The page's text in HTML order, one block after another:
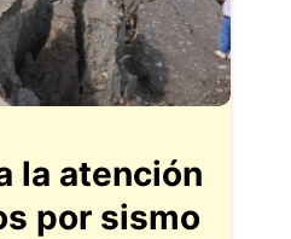
la atención
por sismo